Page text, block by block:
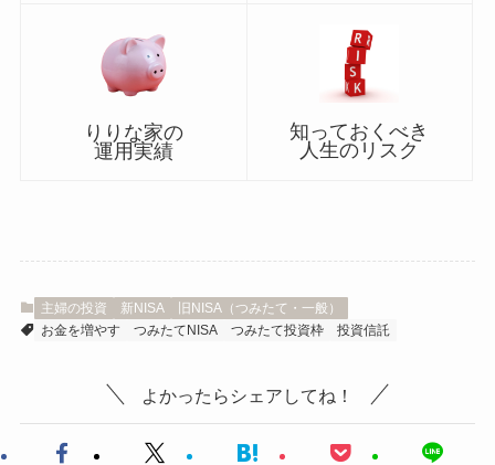
りりな家の
運用実績
知っておくべき
人生のリスク
主婦の投資 新NISA
旧NISA（つみたて・一般）
お金を増やす
つみたてNISA つみたて投資枠 投資信託
よかったらシェアしてね！